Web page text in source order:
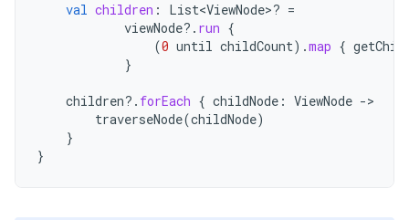
val children : List<ViewNode>? =
viewNode?. run {
(0 until childCount).map {
}
children?. forEach { childNode : ViewNode -
traverseNode(childNode)
}
}